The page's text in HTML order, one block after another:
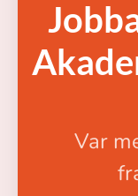
Var